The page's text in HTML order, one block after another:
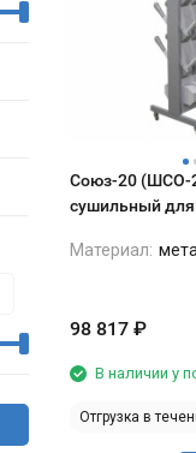
Союз-20 (ШСО-
сушильный для
Материал:
98 817 ₽
В наличии у
Отгрузка в